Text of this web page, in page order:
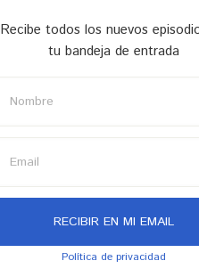
Recibe todos los nuevos
tu bandeja de entrada
Política de privacidad